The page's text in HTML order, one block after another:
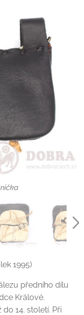
1995)
předního dílu
Králové.
14. století. Při